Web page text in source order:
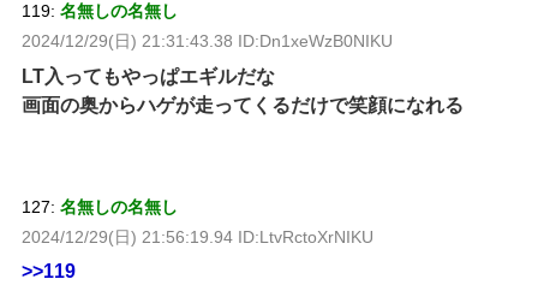
119: 名無しの名無し
2024/12/29(日) 21:31:43.38 ID:Dn1xeWzB0NIKU
LT入ってもやっぱエギルだな
画面の奥からハゲが走ってくるだけで笑顔になれる
127: 名無しの名無し
2024/12/29(日) 21:56:19.94 ID:LtvRctoXrNIKU
>>119